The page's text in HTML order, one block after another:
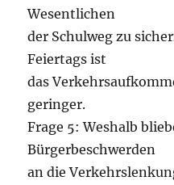
Wesentlichen
der Schulweg zu
Feiertags ist
das
geringer.
Frage 5: Weshalb
Bürgerbeschwerden
an die